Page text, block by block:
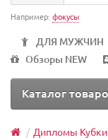
Например: фокусы
ДЛЯ МУЖЧИН
Обзоры NEW
Каталог
Дипломы